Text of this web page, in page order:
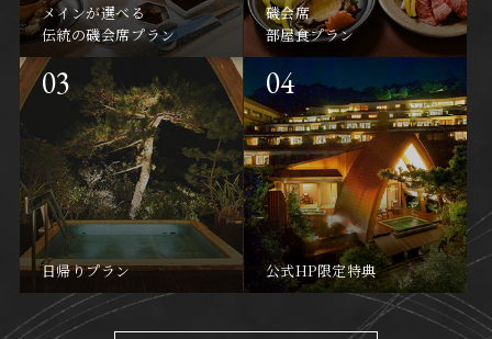
メインが選べる
伝統の磯会席プラン
磯会席
部屋食プラン
日帰りプラン 公式HP限定特典